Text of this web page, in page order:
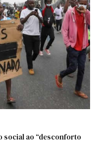
social ao “desconforto